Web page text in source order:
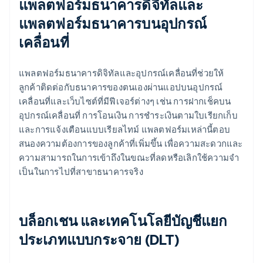
แพลตฟอร์มธนาคารดิจิทัลและ
แพลตฟอร์มธนาคารบนอุปกรณ์
เคลื่อนที่
แพลตฟอร์มธนาคารดิจิทัลและอุปกรณ์เคลื่อนที่ช่วยให้
ลูกค้าติดต่อกับธนาคารของตนเองผ่านแอปบนอุปกรณ์
เคลื่อนที่และเว็บไซต์ที่มีฟีเจอร์ต่างๆ เช่น การฝากเช็คบน
อุปกรณ์เคลื่อนที่ การโอนเงิน การชําระเงินตามใบเรียกเก็บ
และการแจ้งเตือนแบบเรียลไทม์ แพลตฟอร์มเหล่านี้ตอบ
สนองความต้องการของลูกค้าที่เพิ่มขึ้น เพื่อความสะดวกและ
ความสามารถในการเข้าถึงในขณะที่ลดหรือเลิกใช้ความจํา
เป็นในการไปที่สาขาธนาคารจริง
บล็อกเชน และเทคโนโลยีบัญชีแยก
ประเภทแบบกระจาย (DLT)